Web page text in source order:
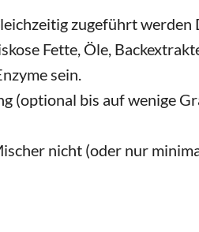
zugeführt werden
Fette, Öle,
sein.
(optional bis auf wenige
nicht (oder nur